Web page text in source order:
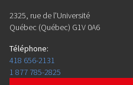
2325, rue de l'Université
Québec (Québec) G1V 0A6
Téléphone:
418 656-2131
1 877 785-2825